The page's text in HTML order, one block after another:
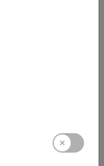
inch
9 – 22kg, £ 15,-